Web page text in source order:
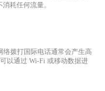
耗任何流量。
络拨打国际电话通常会产生高
以通过 Wi-Fi 或移动数据进